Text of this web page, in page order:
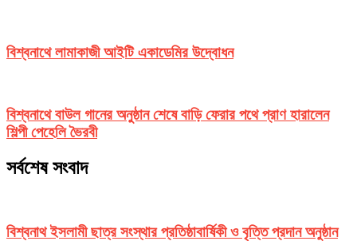
বিশ্বনাথে লামাকাজী আইটি একাডেমির উদ্বোধন
বিশ্বনাথে বাউল গানের অনুষ্ঠান শেষে বাড়ি ফেরার পথে প্রাণ হারালেন
শিল্পী পেহেলি ভৈরবী
সর্বশেষ সংবাদ
বিশ্বনাথ ইসলামী ছাত্র সংস্থার প্রতিষ্ঠাবার্ষিকী ও বৃত্তি প্রদান অনুষ্ঠান